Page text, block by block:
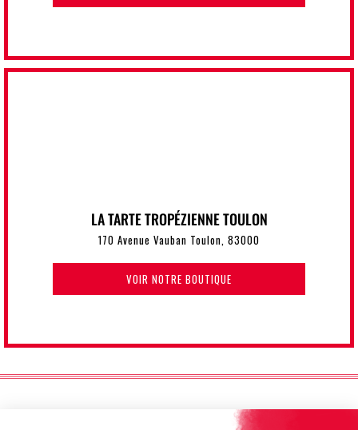
LA TARTE TROPÉZIENNE TOULON
170 Avenue Vauban Toulon, 83000
VOIR NOTRE BOUTIQUE